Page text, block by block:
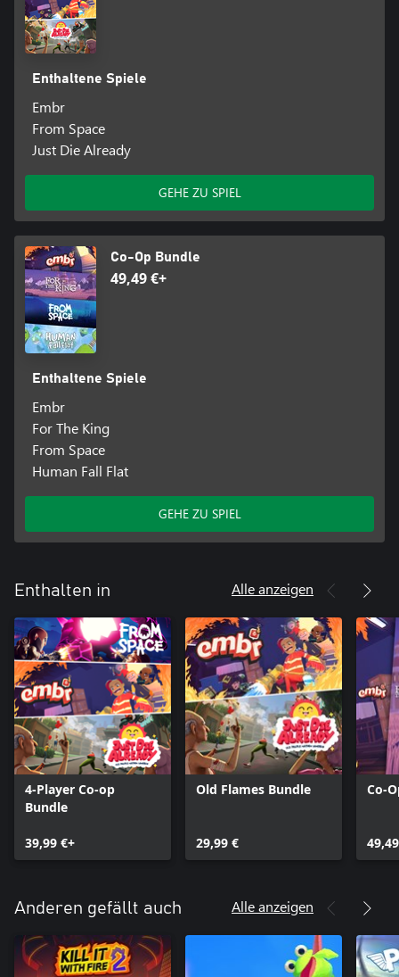
Enthaltene Spiele
Embr
From Space
Just Die Already
GEHE ZU SPIEL
Co-Op Bundle
49,49 €+
Enthaltene Spiele
Embr
For The King
From Space
Human Fall Flat
GEHE ZU SPIEL
Enthalten in Alle anzeigen
4-Player Co-op
Bundle
39,99 €+
Old Flames Bundle
29,99 €
Co-
Anderen gefällt auch Alle anzeigen